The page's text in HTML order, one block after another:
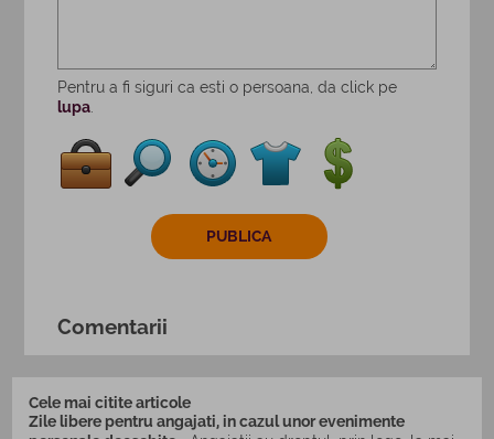
Pentru a fi siguri ca esti o persoana, da click pe
lupa.
Comentarii
Cele mai citite articole
Zile libere pentru angajati, in cazul unor evenimente